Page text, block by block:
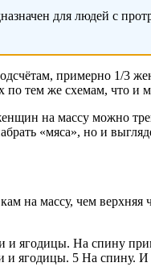
для людей с
примерно 1/3
по тем же схемам, что и
на массу можно
«мяса», но и
на массу, чем
ягодицы. На спину
и ягодицы. 5 На спину.